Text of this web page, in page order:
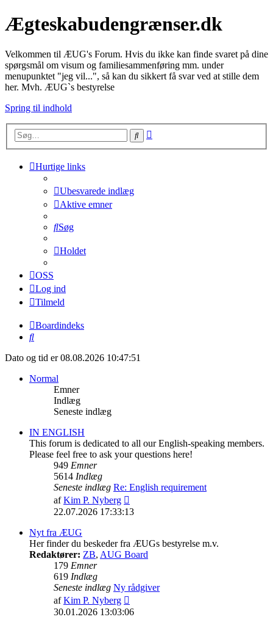
Ægteskabudengrænser.dk
Velkommen til ÆUG's Forum. Hvis du ikke kan finde svaret på dine
spørgsmål om visum og familiesammenføring mm. under
menupunktet "jeg vil...", så kan du sikkert få svar ved at stille dem
her. Mvh. ÆUG`s bestyrelse
Spring til indhold
Søg
Hurtige links
Ubesvarede indlæg
Aktive emner
Søg
Holdet
OSS
Log ind
Tilmeld
Boardindeks
Søg
Dato og tid er 08.08.2026 10:47:51
Normal
Emner
Indlæg
Seneste indlæg
IN ENGLISH
This forum is dedicated to all our English-speaking members.
Please feel free to ask your questions here!
949 Emner
5614 Indlæg
Seneste indlæg Re: English requirement
afKim P. Nyberg
det
22.07.2026 17:33:13
Nyt fra ÆUG
Her finder du beskeder fra ÆUGs bestyrelse m.v.
Redaktører: ZB, AUG Board
179 Emner
619 Indlæg
Seneste indlæg Ny rådgiver
afKim P. Nyberg
det
30.01.2026 13:03:06